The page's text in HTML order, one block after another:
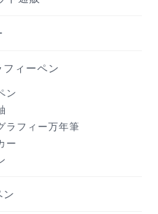
フィーペン
ン
ラフィー万年筆
ー
ン